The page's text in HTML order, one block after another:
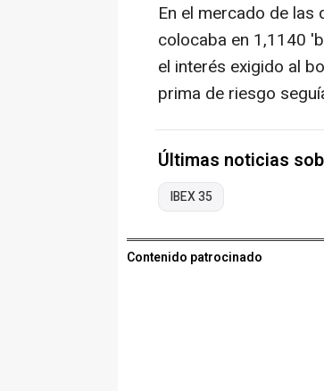
En el mercado de
colocaba en 1,1140
el interés exigido al
prima de riesgo
Últimas noticias
IBEX 35
Contenido patrocinado